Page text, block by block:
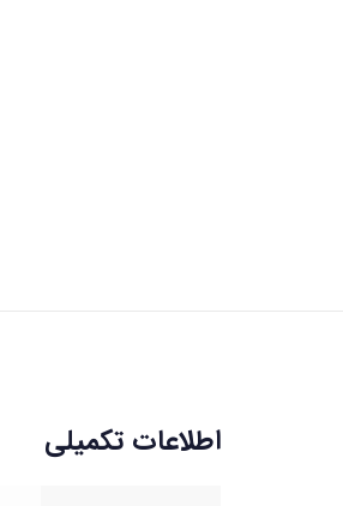
اطلاعات تکمیلی